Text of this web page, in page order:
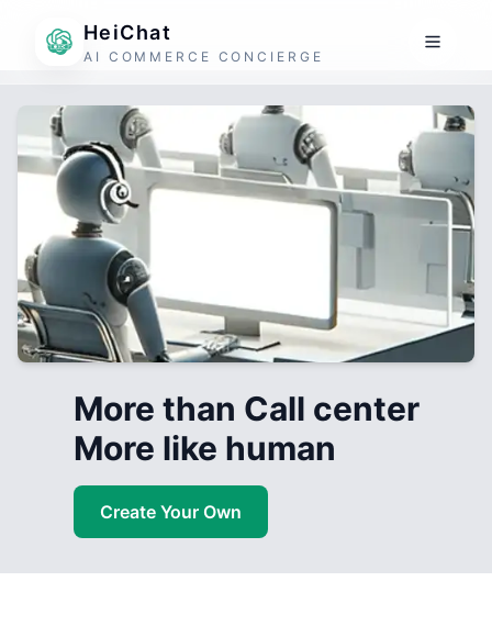
HeiChat
AI COMMERCE CONCIERGE
More than Call center
More like human
Create Your Own